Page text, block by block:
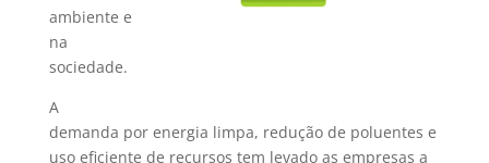
ambiente e
na
sociedade.
A
demanda por energia limpa, redução de poluentes e
uso eficiente de recursos tem levado as empresas a